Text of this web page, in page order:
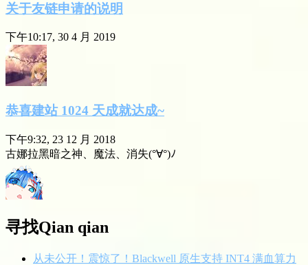
关于友链申请的说明
下午10:17, 30 4 月 2019
恭喜建站 1024 天成就达成~
下午9:32, 23 12 月 2018
古娜拉黑暗之神、魔法、消失(°∀°)ﾉ
寻找Qian qian
从未公开！震惊了！Blackwell 原生支持 INT4 满血算力